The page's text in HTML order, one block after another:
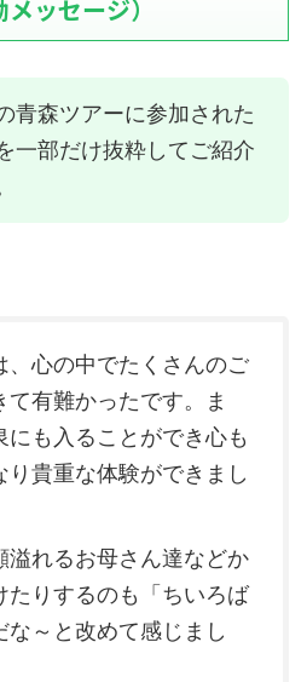
ッセージ）
青森ツアーに参加された
一部だけ抜粋してご紹介
、心の中でたくさんのご
有難かったです。ま
も入ることができ心も
貴重な体験ができまし
溢れるお母さん達などか
たりするのも「ちいろば
～と改めて感じまし